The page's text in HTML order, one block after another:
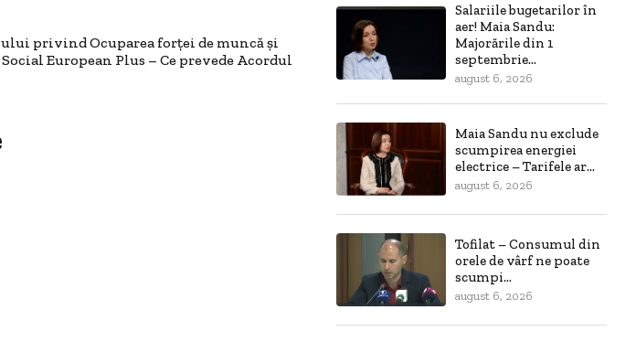
privind Ocuparea forței de muncă și
European Plus – Ce prevede Acordul
Salariile bugetarilor în
aer! Maia Sandu:
Majorările din 1
septembrie...
august 6, 2026
Maia Sandu nu exclude
scumpirea energiei
electrice – Tarifele ar...
august 6, 2026
Tofilat – Consumul din
orele de vârf ne poate
scumpi...
august 6, 2026